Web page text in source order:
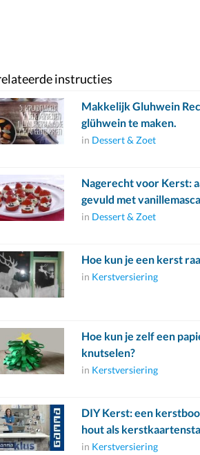
instructies
Makkelijk Gluhwein
glühwein te maken.
in Dessert & Zoet
Nagerecht voor Kerst:
gevuld met
in Dessert & Zoet
Hoe kun je een kerst
in Kerstversiering
Hoe kun je zelf een
knutselen?
in Kerstversiering
DIY Kerst: een
hout als
in Kerstversiering